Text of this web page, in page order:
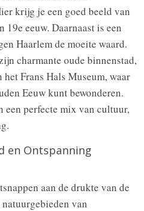
krijg je een goed beeld van
19e eeuw. Daarnaast is een
Haarlem de moeite waard.
charmante oude binnenstad,
Frans Hals Museum, waar
Eeuw kunt bewonderen.
een perfecte mix van cultuur,
en Ontspanning
aan de drukte van de
van